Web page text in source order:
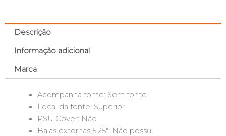
Descrição
Informação adicional
Marca
Acompanha fonte: Sem fonte
Local da fonte: Superior
PSU Cover: Não
Baias externas 5,25″: Não possui